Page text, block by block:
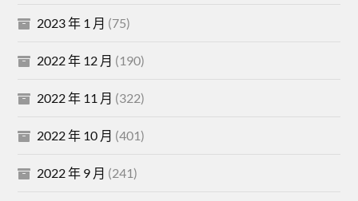
2023 年 1 月 (75)
2022 年 12 月 (190)
2022 年 11 月 (322)
2022 年 10 月 (401)
2022 年 9 月 (241)